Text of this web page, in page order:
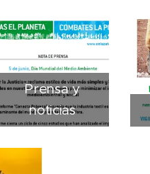
Prensa y
noticias